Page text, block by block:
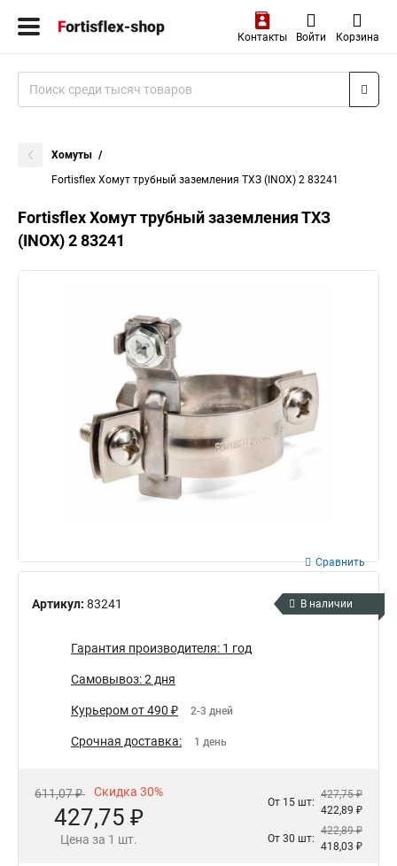
Контакты Войти Корзина
Хомуты
Fortisflex Хомут трубный заземления ТХЗ (INOX) 2 83241
Fortisflex Хомут трубный заземления ТХЗ
(INOX) 2 83241
Артикул: 83241
Сравнить
В наличии
Гарантия производителя: 1 год
Самовывоз: 2 дня
Курьером от 490 ₽ 2-3 дней
Срочная доставка: 1 день
611,07 ₽ Скидка 30%
427,75 ₽
Цена за 1 шт.
От 15 шт:
427,75 ₽
422,89 ₽
От 30 шт:
422,89 ₽
418,03 ₽